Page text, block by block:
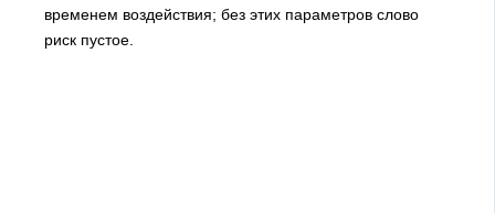
временем воздействия; без этих параметров слово
риск пустое.